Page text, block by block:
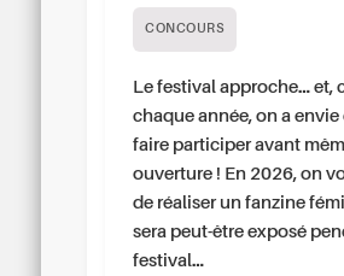
CONCOURS
Le festival approche… et,
chaque année, on a envie
faire participer avant
ouverture ! En 2026, on
de réaliser un fanzine
sera peut-être exposé
festival…